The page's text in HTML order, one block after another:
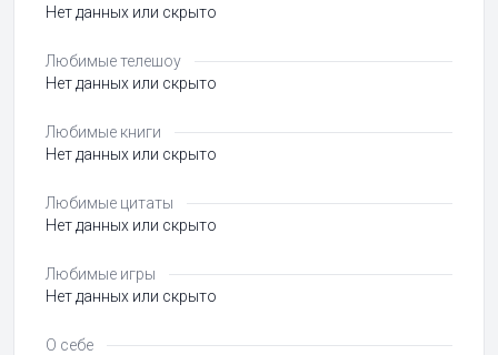
Нет данных или скрыто
Любимые телешоу
Нет данных или скрыто
Любимые книги
Нет данных или скрыто
Любимые цитаты
Нет данных или скрыто
Любимые игры
Нет данных или скрыто
О себе